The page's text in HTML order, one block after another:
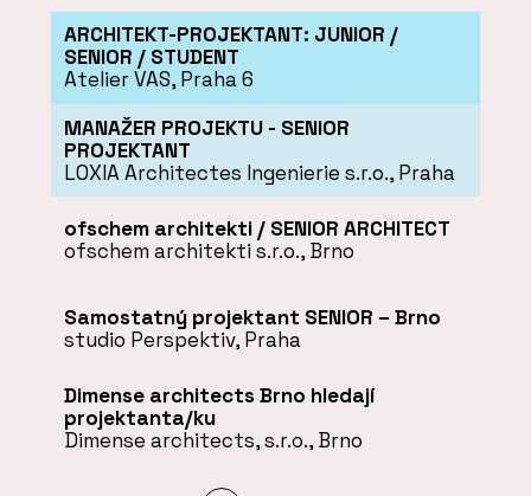
ARCHITEKT-PROJEKTANT: JUNIOR /
SENIOR / STUDENT
Atelier VAS, Praha 6
MANAŽER PROJEKTU - SENIOR
PROJEKTANT
LOXIA Architectes Ingenierie s.r.o., Praha
ofschem architekti / SENIOR ARCHITECT
ofschem architekti s.r.o., Brno
Samostatný projektant SENIOR – Brno
studio Perspektiv, Praha
Dimense architects Brno hledají
projektanta/ku
Dimense architects, s.r.o., Brno